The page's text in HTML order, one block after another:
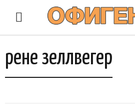
рене зеллвегер